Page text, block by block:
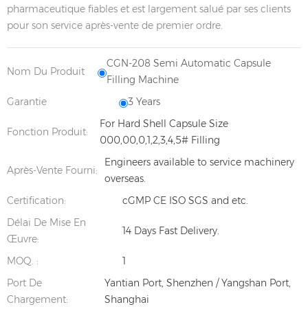
pharmaceutique fiables et est largement salué par ses clients
pour son service après-vente de premier ordre.
Nom Du Produit
CGN-208 Semi Automatic Capsule
Filling Machine
Garantie
3 Years
Fonction Produit:
For Hard Shell Capsule Size
000,00,0,1,2,3,4,5# Filling
Après-Vente Fourni:
Engineers available to service machinery
overseas.
Certification:
cGMP CE ISO SGS and etc.
Délai De Mise En
Œuvre:
14 Days Fast Delivery.
MOQ. :
1
Port De
Chargement:
Yantian Port, Shenzhen / Yangshan Port,
Shanghai